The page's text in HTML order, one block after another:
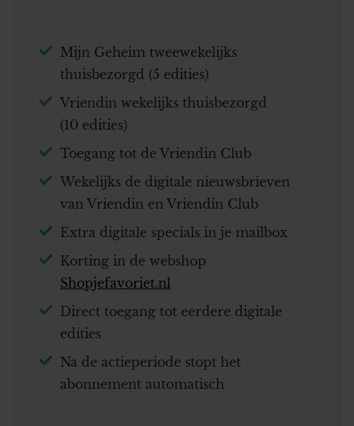
Mijn Geheim tweewekelijks
thuisbezorgd (5 edities)
Vriendin wekelijks thuisbezorgd
(10 edities)
Toegang tot de Vriendin Club
Wekelijks de digitale nieuwsbrieven
van Vriendin en Vriendin Club
Extra digitale specials in je mailbox
Korting in de webshop
Shopjefavoriet.nl
Direct toegang tot eerdere digitale
edities
Na de actieperiode stopt het
abonnement automatisch